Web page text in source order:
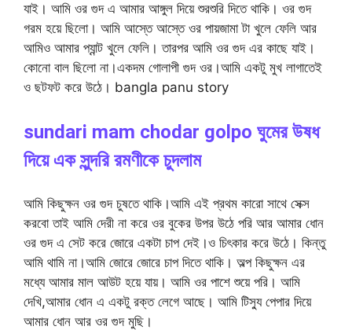
যাই। আমি ওর গুদ এ আমার আঙ্গুল দিয়ে শুরশুরি দিতে থাকি। ওর গুদ
গরম হয়ে ছিলো। আমি আস্তে আস্তে ওর পায়জামা টা খুলে ফেলি আর
আমিও আমার প্যান্ট খুলে ফেলি। তারপর আমি ওর গুদ এর কাছে যাই।
কোনো বাল ছিলো না।একদম গোলাপী গুদ ওর।আমি একটু মুখ লাগাতেই
ও ছটফট করে উঠে। bangla panu story
sundari mam chodar golpo ঘুমের উষধ
দিয়ে এক সুন্দরি রমণীকে চুদলাম
আমি কিছুক্ষন ওর গুদ চুষতে থাকি।আমি এই প্রথম কারো সাথে সেক্স
করবো তাই আমি দেরী না করে ওর বুকের উপর উঠে পরি আর আমার ধোন
ওর গুদ এ সেট করে জোরে একটা চাপ দেই।ও চিৎকার করে উঠে। কিন্তু
আমি থামি না।আমি জোরে জোরে চাপ দিতে থাকি। অল্প কিছুক্ষন এর
মধ্যে আমার মাল আউট হয়ে যায়। আমি ওর পাশে শুয়ে পরি। আমি
দেখি,আমার ধোন এ একটু রক্ত লেগে আছে। আমি টিস্যু পেপার দিয়ে
আমার ধোন আর ওর গুদ মুছি।